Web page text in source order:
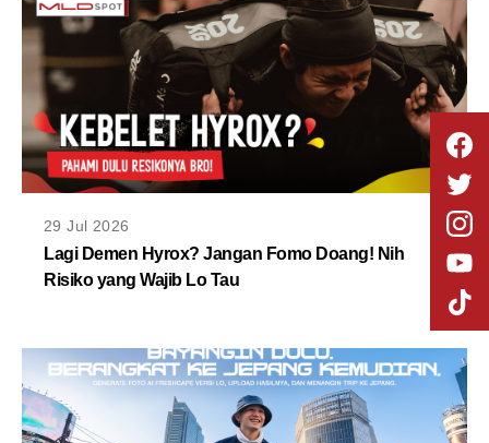
29 Jul 2026
Lagi Demen Hyrox? Jangan Fomo Doang! Nih
Risiko yang Wajib Lo Tau